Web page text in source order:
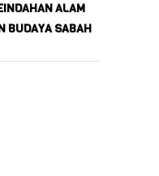
ALAM
BUDAYA SABAH